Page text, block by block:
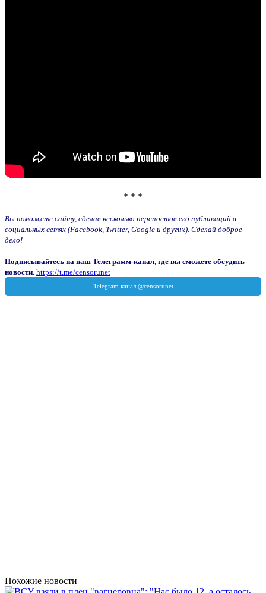
* * *
Вы поможете сайту, сделав несколько перепостов его публикаций в
социальных сетях (Facebook, Twitter, Google и других). Сделай доброе
дело!
Подписывайтесь на наш Телеграмм-канал, где вы сможете обсудить
новости. https://t.me/censorunet
Похожие новости